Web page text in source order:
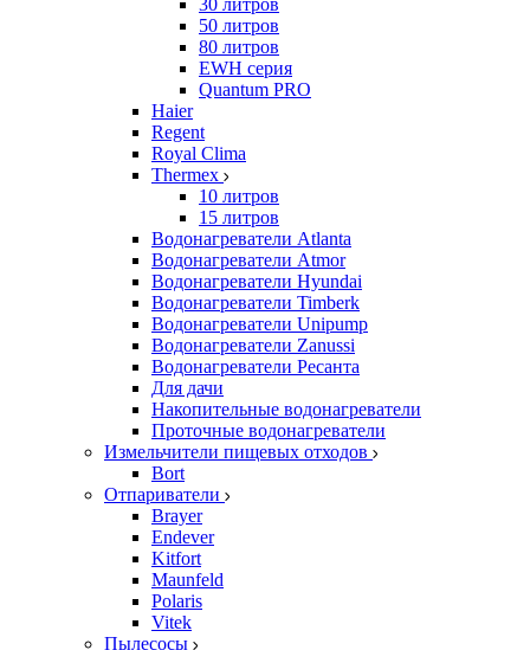
30 литров
50 литров
80 литров
EWH серия
Quantum PRO
Haier
Regent
Royal Clima
Thermex
10 литров
15 литров
Водонагреватели Atlanta
Водонагреватели Atmor
Водонагреватели Hyundai
Водонагреватели Timberk
Водонагреватели Unipump
Водонагреватели Zanussi
Водонагреватели Ресанта
Для дачи
Накопительные водонагреватели
Проточные водонагреватели
Измельчители пищевых отходов
Bort
Отпариватели
Brayer
Endever
Kitfort
Maunfeld
Polaris
Vitek
Пылесосы